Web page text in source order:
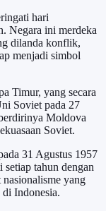
hari
Negara ini merdeka
dilanda konflik,
menjadi simbol
Timur, yang secara
Soviet pada 27
Moldova
Soviet.
31 Agustus 1957
tahun dengan
yang
Indonesia.